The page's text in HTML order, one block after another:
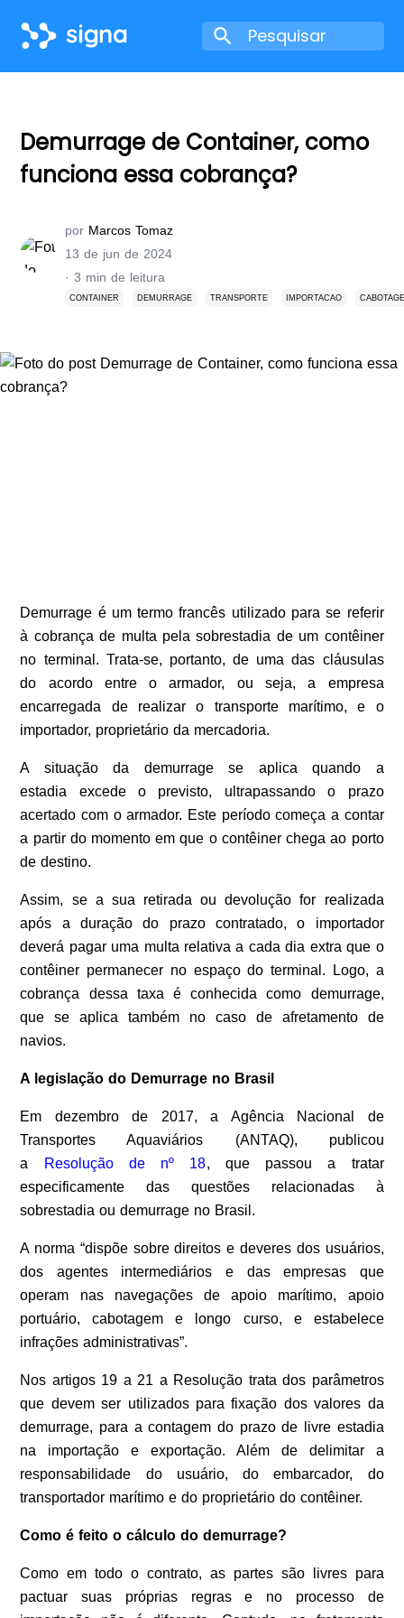
Demurrage de Container, como
funciona essa cobrança?
por Marcos Tomaz
13 de jun de 2024
· 3 min de leitura
CONTAINER DEMURRAGE TRANSPORTE IMPORTACAO
Demurrage é um termo francês utilizado para se referir
à cobrança de multa pela sobrestadia de um contêiner
no terminal. Trata-se, portanto, de uma das cláusulas
do acordo entre o armador, ou seja, a empresa
encarregada de realizar o transporte marítimo, e o
importador, proprietário da mercadoria.
A situação da demurrage se aplica quando a
estadia excede o previsto, ultrapassando o prazo
acertado com o armador. Este período começa a contar
a partir do momento em que o contêiner chega ao porto
de destino.
Assim, se a sua retirada ou devolução for realizada
após a duração do prazo contratado, o importador
deverá pagar uma multa relativa a cada dia extra que o
contêiner permanecer no espaço do terminal. Logo, a
cobrança dessa taxa é conhecida como demurrage,
que se aplica também no caso de afretamento de
navios.
A legislação do Demurrage no Brasil
Em dezembro de 2017, a Agência Nacional de
Transportes Aquaviários (ANTAQ), publicou
a
Resolução de nº 18, que passou a tratar
especificamente das questões relacionadas à
sobrestadia ou demurrage no Brasil.
A norma “dispõe sobre direitos e deveres dos usuários,
dos agentes intermediários e das empresas que
operam nas navegações de apoio marítimo, apoio
portuário, cabotagem e longo curso, e estabelece
infrações administrativas”.
Nos artigos 19 a 21 a Resolução trata dos parâmetros
que devem ser utilizados para fixação dos valores da
demurrage, para a contagem do prazo de livre estadia
na importação e exportação. Além de delimitar a
responsabilidade do usuário, do embarcador, do
transportador marítimo e do proprietário do contêiner.
Como é feito o cálculo do demurrage?
Como em todo o contrato, as partes são livres para
pactuar suas próprias regras e no processo de